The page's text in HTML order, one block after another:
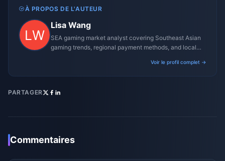
À PROPOS DE L'AUTEUR
Lisa Wang
SEA gaming market analyst covering Southeast Asian
gaming trends, regional payment methods, and local
Voir le profil complet →
PARTAGER
Commentaires